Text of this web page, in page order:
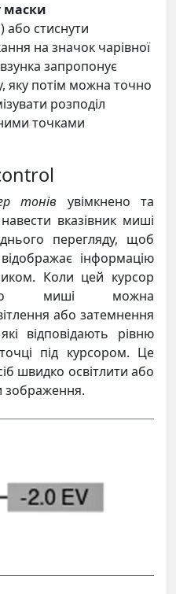
маски
або стиснути
на значок чарівної
запропонує
яку потім можна точно
розподіл
точками
тонів увімкнено та
вказівник миші
перегляду, щоб
інформацію
Коли цей курсор
миші можна
або затемнення
відповідають рівню
під курсором. Це
швидко освітлити або
зображення.